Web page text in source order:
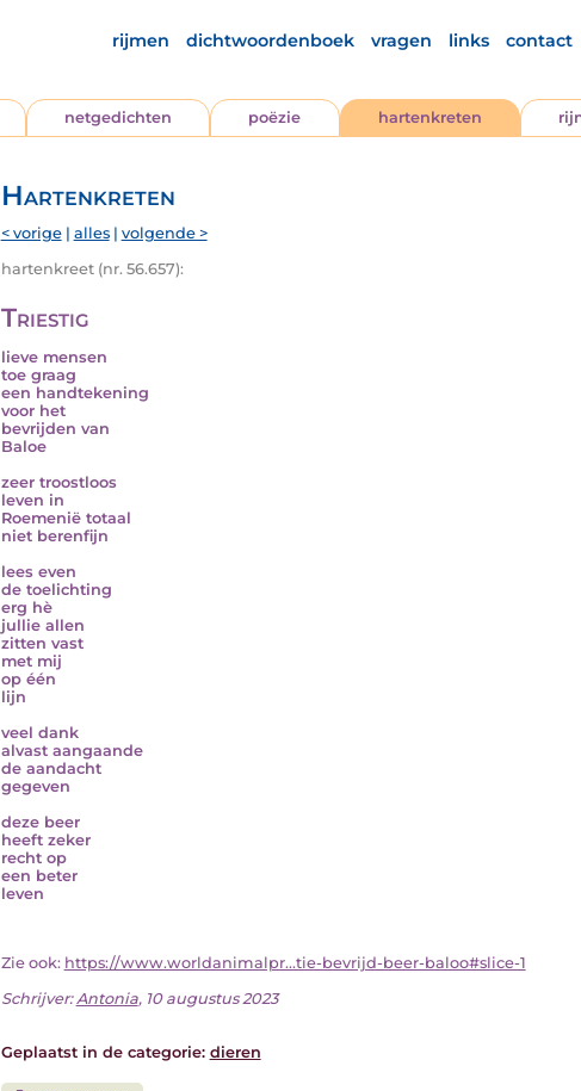
rijmen dichtwoordenboek vragen links contact
netgedichten poëzie hartenkreten
Hartenkreten
< vorige| alles| volgende >
hartenkreet (nr. 56.657):
Triestig
lieve mensen
toe graag
een handtekening
voor het
bevrijden van
Baloe
zeer troostloos
leven in
Roemenië totaal
niet berenfijn
lees even
de toelichting
erg hè
jullie allen
zitten vast
met mij
op één
lijn
veel dank
alvast aangaande
de aandacht
gegeven
deze beer
heeft zeker
recht op
een beter
leven
Zie ook: https://www.worldanimalpr...tie-bevrijd-beer-baloo#slice-1
Schrijver: Antonia, 10 augustus 2023
Geplaatst in de categorie: dieren